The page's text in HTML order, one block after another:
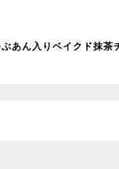
あん入りベイクド抹茶